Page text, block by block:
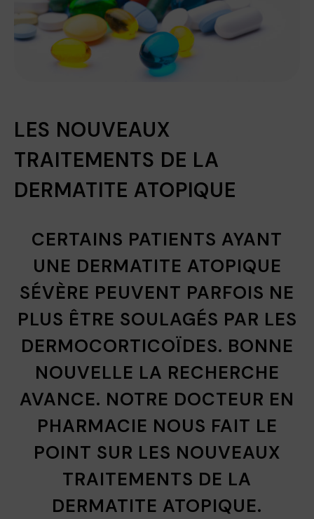
LES NOUVEAUX
TRAITEMENTS DE LA
DERMATITE ATOPIQUE
CERTAINS PATIENTS AYANT
UNE DERMATITE ATOPIQUE
SÉVÈRE PEUVENT PARFOIS NE
PLUS ÊTRE SOULAGÉS PAR LES
DERMOCORTICOÏDES. BONNE
NOUVELLE LA RECHERCHE
AVANCE. NOTRE DOCTEUR EN
PHARMACIE NOUS FAIT LE
POINT SUR LES NOUVEAUX
TRAITEMENTS DE LA
DERMATITE ATOPIQUE.